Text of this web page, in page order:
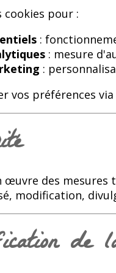
cookies pour :
:
: mesure
:
vos préférences
œuvre des
modification,
de